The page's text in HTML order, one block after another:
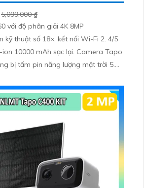
5,099,000 ₫
với độ phân giải 4K 8MP
kỹ thuật số 18×, kết nối Wi-Fi 2. 4/5
10000 mAh sạc lại. Camera Tapo
bị tấm pin năng lượng mặt trời 5.
tối đa 512 GB